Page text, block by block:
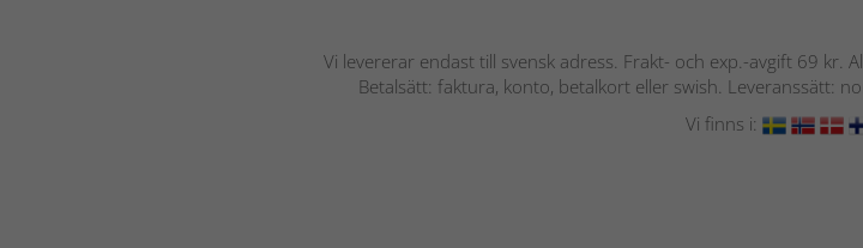
Vi levererar endast till svensk adress. Frakt- och exp.-avgift 69 kr.
Betalsätt: faktura, konto, betalkort eller swish. Leveranssätt:
Vi finns i: